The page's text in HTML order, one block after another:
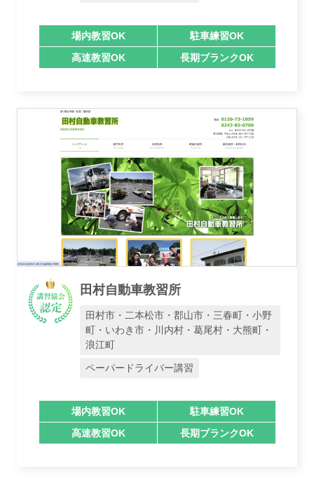
場内教習OK
駐車練習OK
高速教習OK
長期ブランクOK
田村自動車教習所
田村市・二本松市・郡山市・三春町・小野
町・いわき市・川内村・葛尾村・大熊町・
浪江町
ペーパードライバー講習
場内教習OK
駐車練習OK
高速教習OK
長期ブランクOK